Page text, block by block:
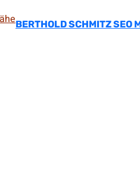
BERTHOLD SCHMITZ SEO